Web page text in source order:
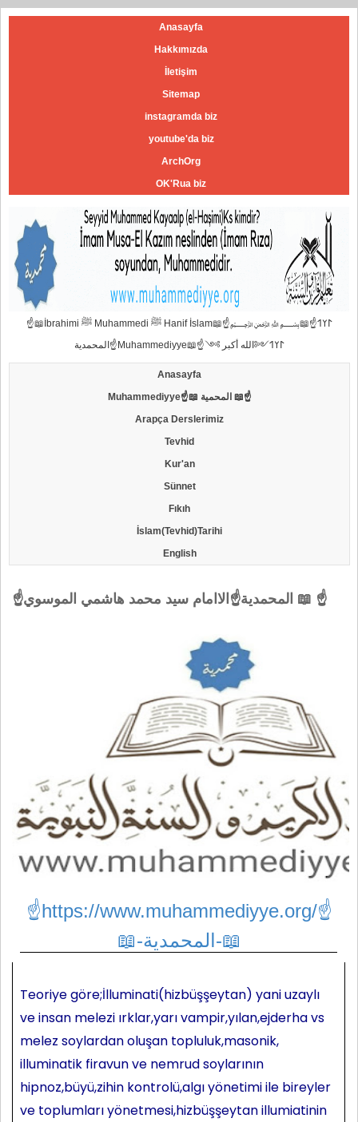
Anasayfa
Hakkımızda
İletişim
Sitemap
instagramda biz
youtube'da biz
ArchOrg
OK'Rua biz
☝📖İbrahimi ﷺ Muhammedi ﷺ Hanif İslam📖☝﷽𐰃𐰠𐰯☝📖
المحمدية☝Muhammediyye📖☝𐰃𐰠𐰯༺الله أكبر ༻
Anasayfa
Muhammediyye☝📖 المحمية 📖☝
Arapça Derslerimiz
Tevhid
Kur'an
Sünnet
Fıkıh
İslam(Tevhid)Tarihi
English
☝المحمدية☝الاامام سيد محمد هاشمي الموسوي 📖 ☝
☝https://www.muhammediyye.org/☝
📖-المحمدية-📖
Teoriye göre;İlluminati(hizbüşşeytan) yani uzaylı
ve insan melezi ırklar,yarı vampir,yılan,ejderha vs
melez soylardan oluşan topluluk,masonik,
illuminatik firavun ve nemrud soylarının
hipnoz,büyü,zihin kontrolü,algı yönetimi ile bireyler
ve toplumları yönetmesi,hizbüşşeytan illumiatinin